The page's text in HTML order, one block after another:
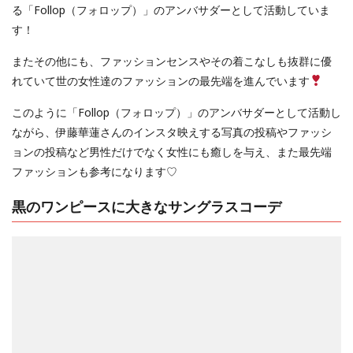
る「Follop（フォロップ）」のアンバサダーとして活動していま
す！
またその他にも、ファッションセンスやその着こなしも抜群に優
れていて世の女性達のファッションの最先端を進んでいます
このように「Follop（フォロップ）」のアンバサダーとして活動し
ながら、伊藤華蓮さんのインスタ映えする写真の投稿やファッシ
ョンの投稿など男性だけでなく女性にも癒しを与え、また最先端
ファッションも参考になります♡
黒のワンピースに大きなサングラスコーデ